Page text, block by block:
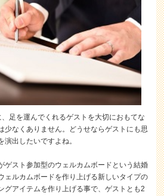
足を運んでくれるゲストを大切におもてな
少なくありません。どうせならゲストにも思
演出したいですよね。
ゲスト参加型のウェルカムボードという結婚
ェルカムボードを作り上げる新しいタイプの
グアイテムを作り上げる事で、ゲストとも2